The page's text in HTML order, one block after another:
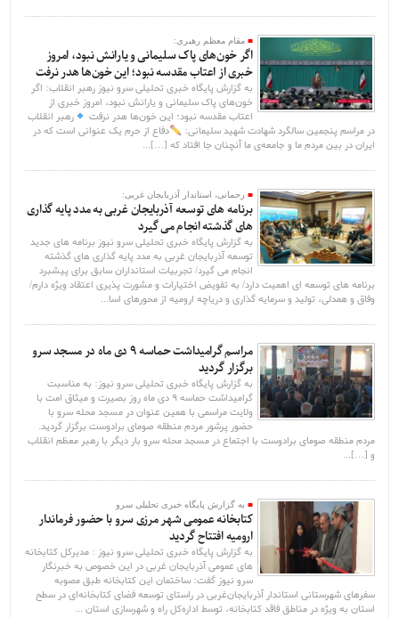
مقام معظم رهبری:
اگر خون‌های پاک سلیمانی و یارانش نبود، امروز
خبری از اعتاب مقدسه نبود؛ این خون‌ها هدر نرفت
به گزارش پایگاه خبری تحلیلی سرو نیوز رهبر انقلاب: اگر
خون‌های پاک سلیمانی و یارانش نبود، امروز خبری از
اعتاب مقدسه نبود؛ این خون‌ها هدر نرفت
رهبر انقلاب
در مراسم پنجمین سالگرد شهادت شهید سلیمانی:
دفاع از حرم یک عنوانی است که در
ایران در بین مردم ما و جامعه‌ی ما آنچنان جا افتاد که […]...
رحمانی، استاندار آذربایجان غربی:
برنامه های توسعه آذربایجان غربی به مدد پایه گذاری
های گذشته انجام می گیرد
به گزارش پایگاه خبری تحلیلی سرو نیوز برنامه های جدید
توسعه آذربایجان غربی به مدد پایه گذاری های گذشته
انجام می گیرد/ تجربیات استانداران سابق برای پیشبرد
برنامه های توسعه ای اهمیت دارد/ به تفویض اختیارات و مشورت پذیری اعتقاد ویژه دارم/
وفاق و همدلی، تولید و سرمایه گذاری و دریاچه ارومیه از محورهای اسا...
مراسم گرامیداشت حماسه ۹ دی ماه در مسجد سرو
برگزار گردید
به گزارش پایگاه خبری تحلیلی سرو نیوز: به مناسبت
گرامیداشت حماسه ۹ دی ماه روز بصیرت و میثاق امت با
ولایت مراسمی با همین عنوان در مسجد محله سرو با
حضور پرشور مردم منطقه صومای برادوست برگزار گردید.
مردم منطقه صومای برادوست با اجتماع در مسجد محله سرو بار دیگر با رهبر معظم انقلاب
و […]...
به گزارش پایگاه خبری تحلیلی سرو
کتابخانه عمومی شهر مرزی سرو با حضور فرماندار
ارومیه افتتاح گردید
به گزارش پایگاه خبری تحلیلی سرو نیوز : مدیرکل کتابخانه
های عمومی آذربایجان غربی در این خصوص به خبرنگار
سرو نیوز گفت: ساختمان این کتابخانه طبق مصوبه
سفرهای شهرستانی استاندار آذربایجان‌غربی در راستای توسعه فضای کتابخانه‌ای در سطح
استان به ویژه در مناطق فاقد کتابخانه، توسط اداره‌کل راه و شهرسازی استان ...